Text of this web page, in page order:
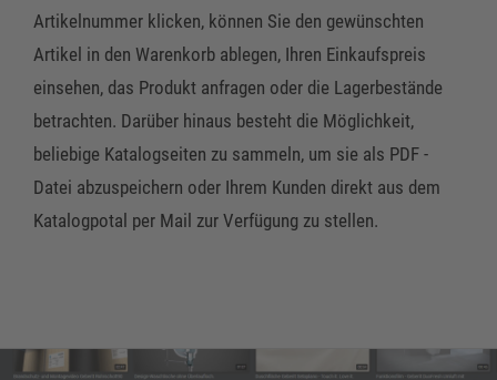
Artikelnummer klicken, können Sie den gewünschten
Artikel in den Warenkorb ablegen, Ihren Einkaufspreis
einsehen, das Produkt anfragen oder die Lagerbestände
betrachten. Darüber hinaus besteht die Möglichkeit,
beliebige Katalogseiten zu sammeln, um sie als PDF -
Datei abzuspeichern oder Ihrem Kunden direkt aus dem
Katalogpotal per Mail zur Verfügung zu stellen.